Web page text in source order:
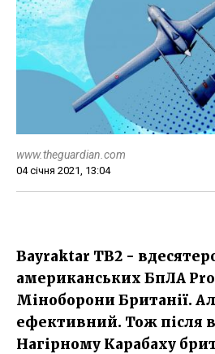
www.theguardian.com
04 січня 2021, 13:04
Bayraktar TB2 -
американських БпЛА
Міноборони Британії.
ефективний. Тож після
Нагірному Карабаху